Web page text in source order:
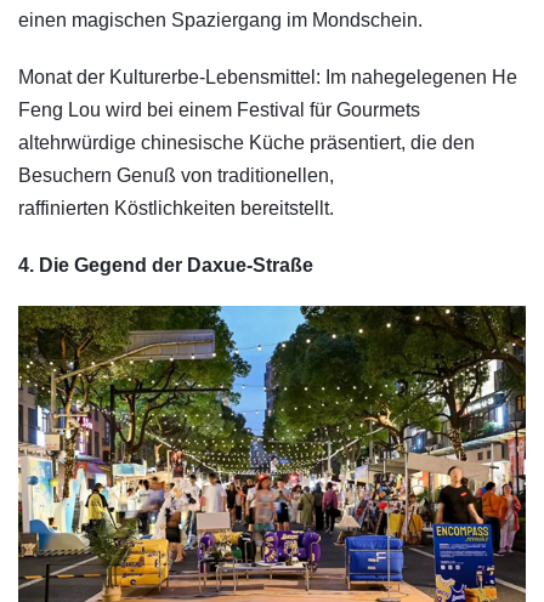
einen magischen Spaziergang im Mondschein.
Monat der Kulturerbe-Lebensmittel: Im nahegelegenen He
Feng Lou wird bei einem Festival für Gourmets
altehrwürdige chinesische Küche präsentiert, die den
Besuchern Genuß von traditionellen,
raffinierten Köstlichkeiten bereitstellt.
4. Die Gegend der Daxue-Straße